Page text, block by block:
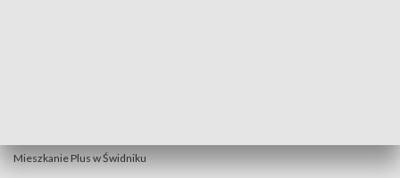
Mieszkanie Plus w Świdniku